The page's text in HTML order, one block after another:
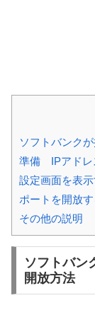
ソフトバンク
準備 IPアドレ
設定画面を表示
ポートを開放
その他の説明
ソフトバン
開放方法